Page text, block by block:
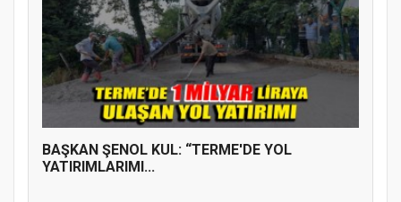
BAŞKAN ŞENOL KUL: “TERME'DE YOL
YATIRIMLARIMI...